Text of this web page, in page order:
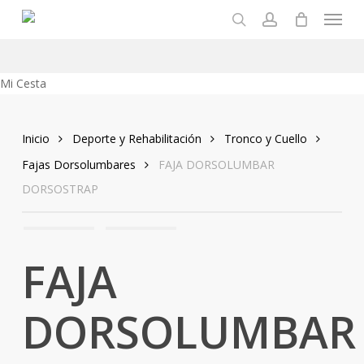
Menu
Mi Cesta
Inicio Deporte y Rehabilitación
Tronco y Cuello
Fajas Dorsolumbares
FAJA DORSOLUMBAR
DORSOSTRAP
FAJA
DORSOLUMBAR